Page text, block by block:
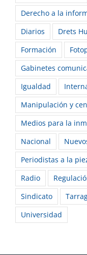
Derecho a la
Diarios
Drets
Formación
Gabinetes
Igualdad
Manipulación y
Medios para la
Nacional
Periodistas a la
Radio
Sindicato
Universidad